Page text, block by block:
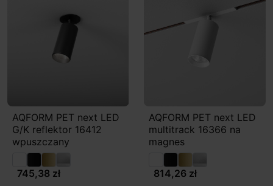
AQFORM PET next LED
G/K reflektor 16412
wpuszczany
745,38 zł
AQFORM PET next LED
multitrack 16366 na
magnes
814,26 zł